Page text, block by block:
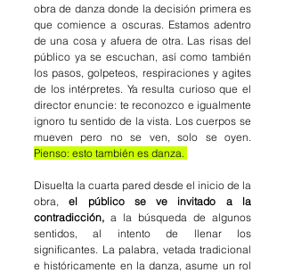
obra de danza donde la decisión primera es
que comience a oscuras. Estamos adentro
de una cosa y afuera de otra. Las risas del
público ya se escuchan, así como también
los pasos, golpeteos, respiraciones y agites
de los intérpretes. Ya resulta curioso que el
director enuncie: te reconozco e igualmente
ignoro tu sentido de la vista. Los cuerpos se
Pienso: esto también es danza.
Disuelta la cuarta pared desde el inicio de la
obra, el público se ve invitado a la
contradicción, a la búsqueda de algunos
sentidos, al intento de llenar los
significantes. La palabra, vetada tradicional
e históricamente en la danza, asume un rol